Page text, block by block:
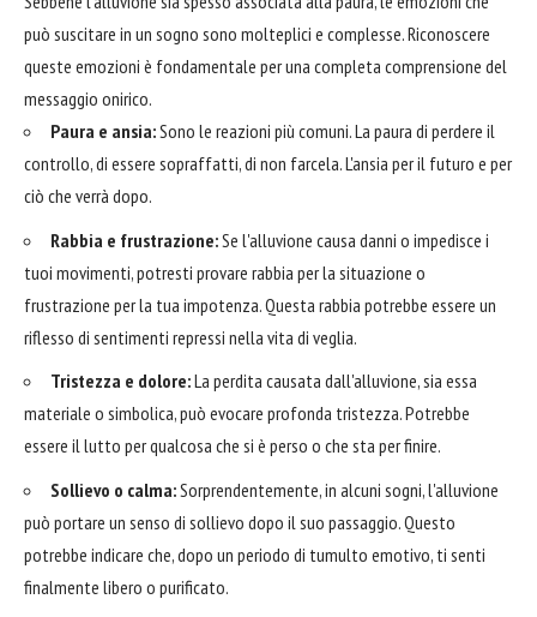
può suscitare in un sogno sono molteplici e complesse. Riconoscere
queste emozioni è fondamentale per una completa comprensione del
messaggio onirico.
Paura e ansia:Sono le reazioni più comuni. La paura di perdere il
controllo, di essere sopraffatti, di non farcela. L'ansia per il futuro e per
ciò che verrà dopo.
Rabbia e frustrazione:Se l'alluvione causa danni o impedisce i
tuoi movimenti, potresti provare rabbia per la situazione o
frustrazione per la tua impotenza. Questa rabbia potrebbe essere un
riflesso di sentimenti repressi nella vita di veglia.
Tristezza e dolore:La perdita causata dall'alluvione, sia essa
materiale o simbolica, può evocare profonda tristezza. Potrebbe
essere il lutto per qualcosa che si è perso o che sta per finire.
Sollievo o calma:Sorprendentemente, in alcuni sogni, l'alluvione
può portare un senso di sollievo dopo il suo passaggio. Questo
potrebbe indicare che, dopo un periodo di tumulto emotivo, ti senti
finalmente libero o purificato.